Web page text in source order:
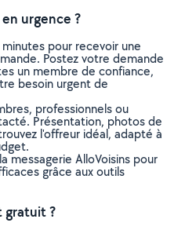
urgence ?
pour recevoir une
Postez votre demande
un membre de confiance,
besoin urgent de
professionnels ou
Présentation, photos de
l'offreur idéal, adapté à
messagerie AlloVoisins pour
grâce aux outils
gratuit ?